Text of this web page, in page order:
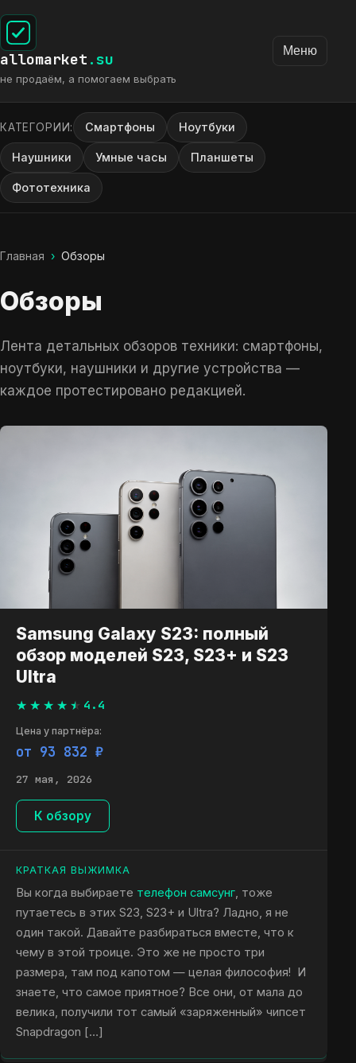
allomarket .su
не продаём, а помогаем выбрать
Меню
КАТЕГОРИИ: Смартфоны Ноутбуки
Наушники Умные часы Планшеты
Фототехника
Главная › Обзоры
Обзоры
Лента детальных обзоров техники: смартфоны,
ноутбуки, наушники и другие устройства —
каждое протестировано редакцией.
Samsung Galaxy S23: полный
обзор моделей S23, S23+ и S23
Ultra
4.4
Цена у партнёра:
от 93 832 ₽
27 мая, 2026
К обзору
КРАТКАЯ ВЫЖИМКА
Вы когда выбираете телефон самсунг, тоже
путаетесь в этих S23, S23+ и Ultra? Ладно, я не
один такой. Давайте разбираться вместе, что к
чему в этой троице. Это же не просто три
размера, там под капотом — целая философия! И
знаете, что самое приятное? Все они, от мала до
велика, получили тот самый «заряженный» чипсет
Snapdragon […]